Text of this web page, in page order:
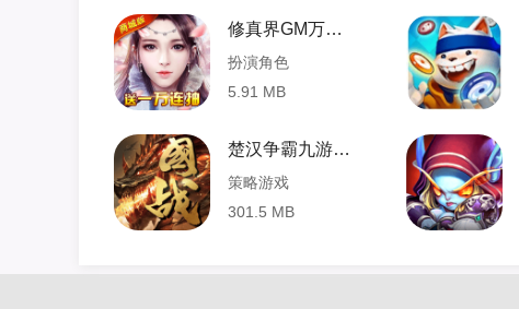
修真界GM万抽版 1.0.0 安卓版
扮演角色
5.91 MB
楚汉争霸九游服 2.4.4 安卓版
策略游戏
301.5 MB